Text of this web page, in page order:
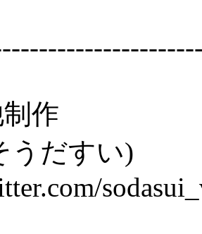
作
うだすい)